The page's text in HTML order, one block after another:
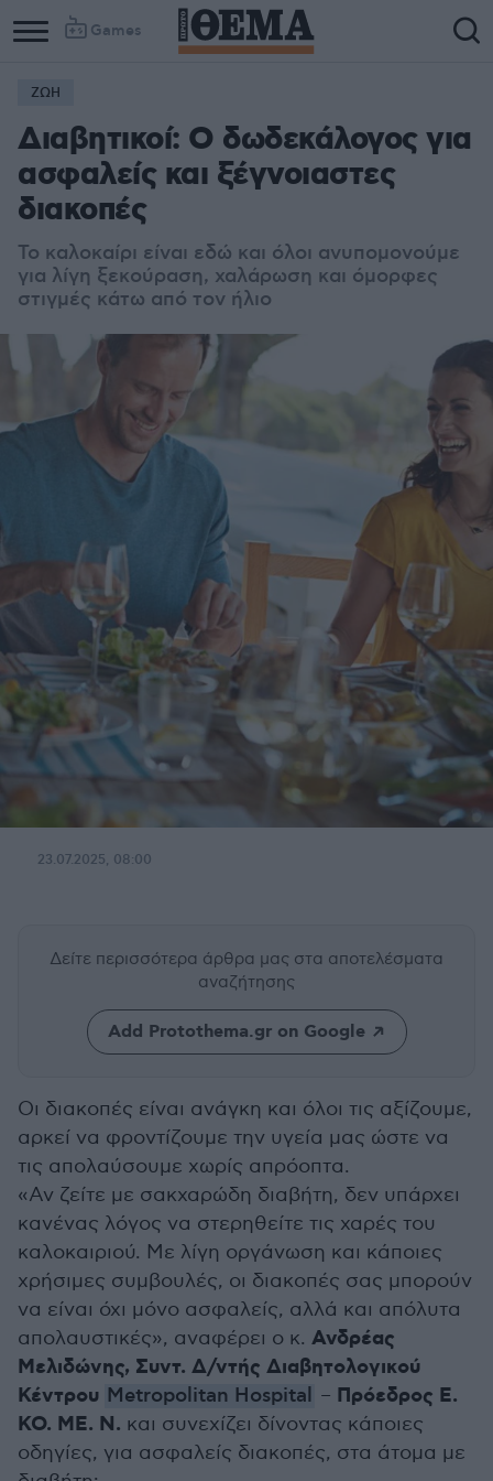
Games
ΖΩΗ
Διαβητικοί: Ο δωδεκάλογος για
ασφαλείς και ξέγνοιαστες
διακοπές
Το καλοκαίρι είναι εδώ και όλοι ανυπομονούμε
για λίγη ξεκούραση, χαλάρωση και όμορφες
στιγμές κάτω από τον ήλιο
23.07.2025, 08:00
Δείτε περισσότερα άρθρα μας στα αποτελέσματα
αναζήτησης
Add Protothema.gr on Google
Οι διακοπές είναι ανάγκη και όλοι τις αξίζουμε,
αρκεί να φροντίζουμε την υγεία μας ώστε να
τις απολαύσουμε χωρίς απρόοπτα.
«Αν ζείτε με σακχαρώδη διαβήτη, δεν υπάρχει
κανένας λόγος να στερηθείτε τις χαρές του
καλοκαιριού. Με λίγη οργάνωση και κάποιες
χρήσιμες συμβουλές, οι διακοπές σας μπορούν
να είναι όχι μόνο ασφαλείς, αλλά και απόλυτα
απολαυστικές», αναφέρει ο κ. Ανδρέας
Μελιδώνης, Συντ. Δ/ντής Διαβητολογικού
Κέντρου Metropolitan Hospital – Πρόεδρος Ε.
ΚΟ. ΜΕ. Ν. και συνεχίζει δίνοντας κάποιες
οδηγίες, για ασφαλείς διακοπές, στα άτομα με